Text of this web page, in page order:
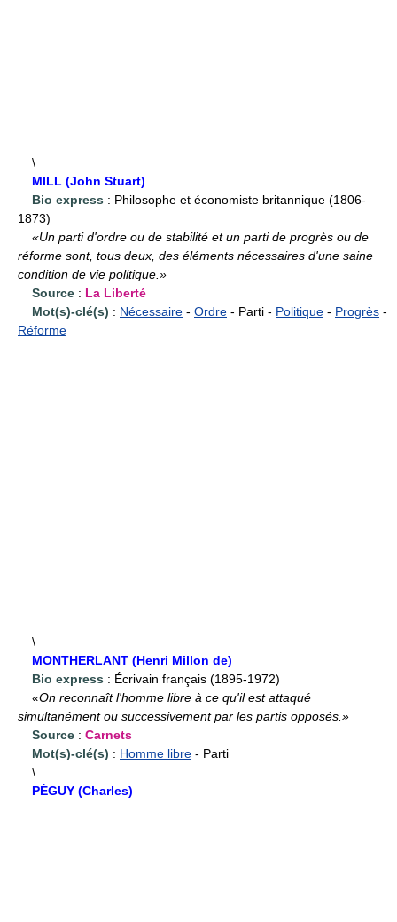
\
MILL (John Stuart)
Bio express : Philosophe et économiste britannique (1806-
1873)
«Un parti d'ordre ou de stabilité et un parti de progrès ou de
réforme sont, tous deux, des éléments nécessaires d'une saine
condition de vie politique.»
Source : La Liberté
Mot(s)-clé(s) : Nécessaire - Ordre - Parti - Politique - Progrès -
Réforme
\
MONTHERLANT (Henri Millon de)
Bio express : Écrivain français (1895-1972)
«On reconnaît l'homme libre à ce qu'il est attaqué
simultanément ou successivement par les partis opposés.»
Source : Carnets
Mot(s)-clé(s) : Homme libre - Parti
\
PÉGUY (Charles)